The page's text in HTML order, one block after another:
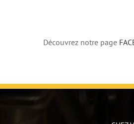
Découvrez notre page